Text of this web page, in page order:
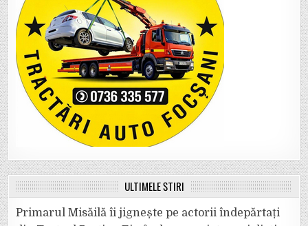
ULTIMELE ȘTIRI
Primarul Misăilă îi jignește pe actorii îndepărtați